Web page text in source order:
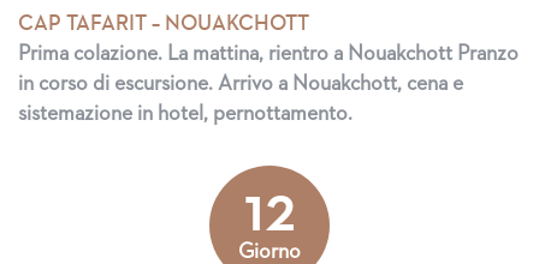
CAP TAFARIT – NOUAKCHOTT
Prima colazione. La mattina, rientro a Nouakchott Pranzo
in corso di escursione. Arrivo a Nouakchott, cena e
sistemazione in hotel, pernottamento.
12
Giorno